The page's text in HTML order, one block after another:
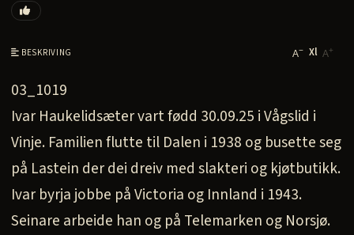
BESKRIVING A− Xl A+
03_1019
Ivar Haukelidsæter vart fødd 30.09.25 i Vågslid i
Vinje. Familien flutte til Dalen i 1938 og busette seg
på Lastein der dei dreiv med slakteri og kjøtbutikk.
Ivar byrja jobbe på Victoria og Innland i 1943.
Seinare arbeide han og på Telemarken og Norsjø.